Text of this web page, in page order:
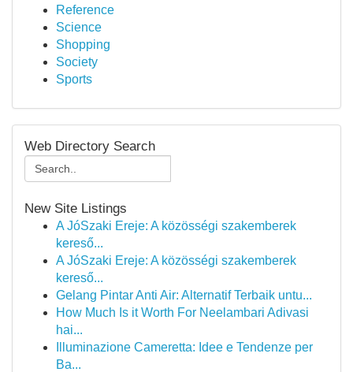
Reference
Science
Shopping
Society
Sports
Web Directory Search
New Site Listings
A JóSzaki Ereje: A közösségi szakemberek
kereső...
A JóSzaki Ereje: A közösségi szakemberek
kereső...
Gelang Pintar Anti Air: Alternatif Terbaik untu...
How Much Is it Worth For Neelambari Adivasi
hai...
Illuminazione Cameretta: Idee e Tendenze per
Ba...